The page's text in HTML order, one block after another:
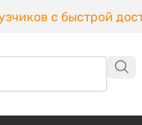
с быстрой